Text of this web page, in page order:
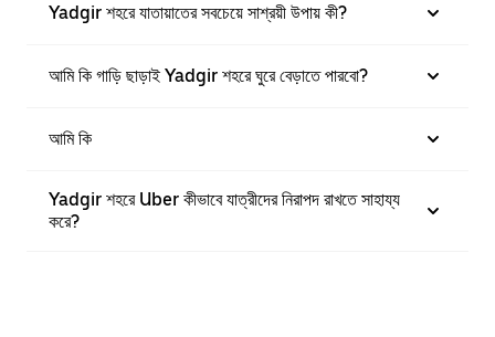
Yadgir শহরে যাতায়াতের সবচেয়ে সাশ্রয়ী উপায় কী?
আমি কি গাড়ি ছাড়াই Yadgir শহরে ঘুরে বেড়াতে পারবো?
আমি কি
Yadgir শহরে Uber কীভাবে যাত্রীদের নিরাপদ রাখতে সাহায্য
করে?